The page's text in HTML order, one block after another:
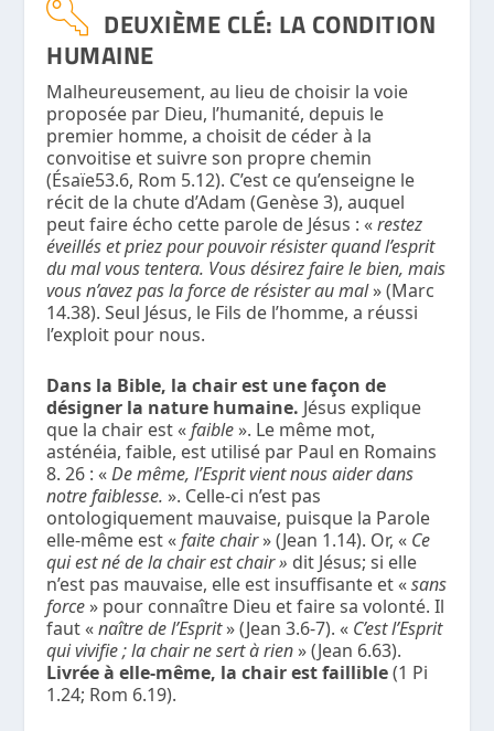
DEUXIÈME CLÉ: LA CONDITION
HUMAINE
Malheureusement, au lieu de choisir la voie
proposée par Dieu, l’humanité, depuis le
premier homme, a choisit de céder à la
convoitise et suivre son propre chemin
(Ésaïe53.6, Rom 5.12). C’est ce qu’enseigne le
récit de la chute d’Adam (Genèse 3), auquel
peut faire écho cette parole de Jésus : «restez
éveillés et priez pour pouvoir résister quand l’esprit
du mal vous tentera. Vous désirez faire le bien, mais
vous n’avez pas la force de résister au mal» (Marc
14.38). Seul Jésus, le Fils de l’homme, a réussi
l’exploit pour nous.
Dans la Bible, la chair est une façon de
désigner la nature humaine. Jésus explique
que la chair est «faible ». Le même mot,
asténéia, faible, est utilisé par Paul en Romains
8. 26 : «De même, l’Esprit vient nous aider dans
notre faiblesse. ». Celle-ci n’est pas
ontologiquement mauvaise, puisque la Parole
elle-même est «faite chair» (Jean 1.14). Or, « Ce
qui est né de la chair est chair » dit Jésus; si elle
n’est pas mauvaise, elle est insuffisante et «sans
force » pour connaître Dieu et faire sa volonté. Il
faut «naître de l’Esprit» (Jean 3.6-7). « C’est l’Esprit
qui vivifie ; la chair ne sert à rien » (Jean 6.63).
Livrée à elle-même, la chair est faillible(1 Pi
1.24; Rom 6.19).